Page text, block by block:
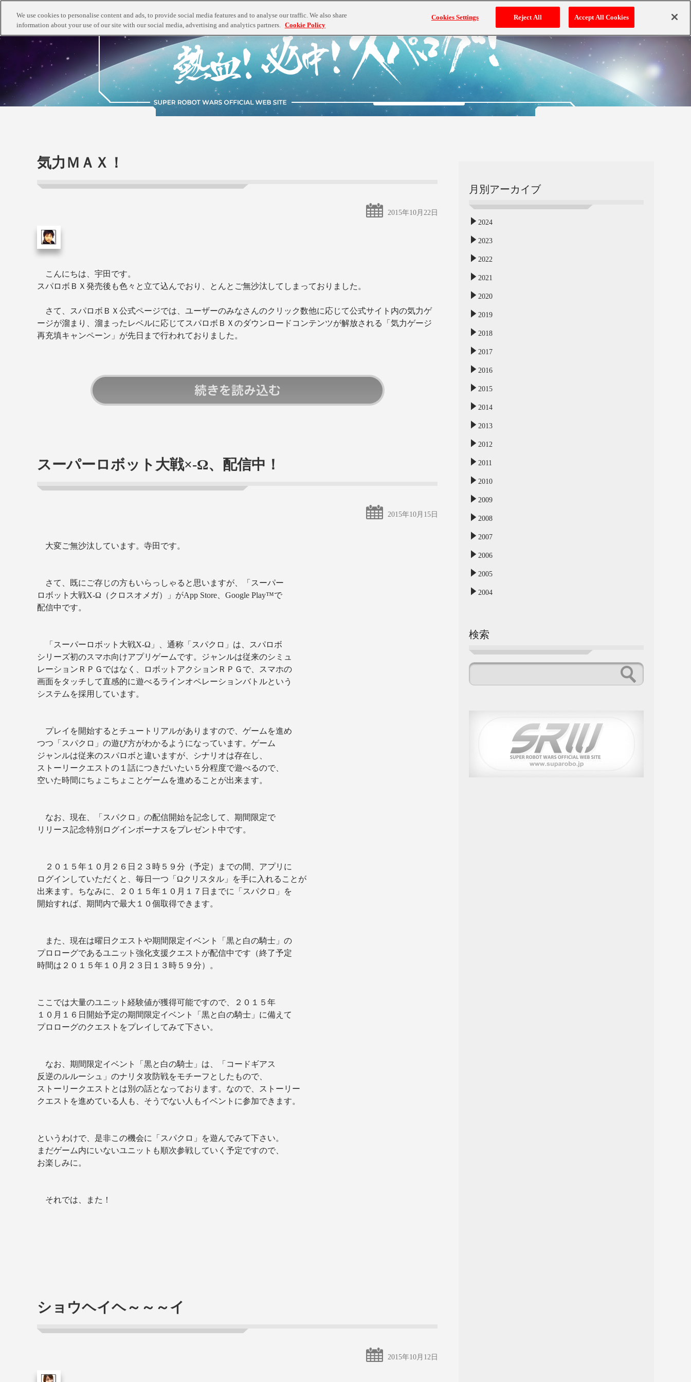
気力ＭＡＸ！
2015年10月22日
こんにちは、宇田です。
スパロボＢＸ発売後も色々と立て込んでおり、とんとご無沙汰してしまっておりました。
さて、スパロボＢＸ公式ページでは、ユーザーのみなさんのクリック数他に応じて公式サイト内の気力ゲ
ージが溜まり、溜まったレベルに応じてスパロボＢＸのダウンロードコンテンツが解放される「気力ゲージ
再充填キャンペーン」が先日まで行われておりました。
スーパーロボット大戦×‐Ω、配信中！
2015年10月15日
大変ご無沙汰しています。寺田です。
さて、既にご存じの方もいらっしゃると思いますが、「スーパー
ロボット大戦X-Ω（クロスオメガ）」がApp Store Google Play™で
配信中です。
「スーパーロボット大戦X-Ω」、通称「スパクロ」は、スパロボ
シリーズ初のスマホ向けアプリゲームです。ジャンルは従来のシミュ
レーションＲＰＧではなく、ロボットアクションＲＰＧで、スマホの
画面をタッチして直感的に遊べるラインオペレーションバトルという
システムを採用しています。
プレイを開始するとチュートリアルがありますので、ゲームを進め
つつ「スパクロ」の遊び方がわかるようになっています。ゲーム
ジャンルは従来のスパロボと違いますが、シナリオは存在し、
ストーリークエストの１話につきだいたい５分程度で遊べるので、
空いた時間にちょこちょことゲームを進めることが出来ます。
なお、現在、「スパクロ」の配信開始を記念して、期間限定で
リリース記念特別ログインボーナスをプレゼント中です。
２０１５年１０月２６日２３時５９分（予定）までの間、アプリに
ログインしていただくと、毎日一つ「Ωクリスタル」を手に入れることが
出来ます。ちなみに、２０１５年１０月１７日までに「スパクロ」を
開始すれば、 期間内で最大１０個取得できます。
また、現在は曜日クエストや期間限定イベント「黒と白の騎士」の
プロローグであるユニット強化支援クエストが配信中です（終了予定
時間は２０１５年１０月２３日１３時５９分）。
ここでは大量のユニット経験値が獲得可能ですので、２０１５年
１０月１６日開始予定の期間限定イベント「黒と白の騎士」に備えて
プロローグのクエストをプレイしてみて下さい。
なお、期間限定イベント「黒と白の騎士」は、「コードギアス
反逆のルルーシュ」のナリタ攻防戦をモチーフとしたもので、
ストーリークエストとは別の話となっております。なので、ストーリー
クエストを進めている人も、そうでない人もイベントに参加できます。
というわけで、是非この機会に「スパクロ」を遊んでみて下さい。
まだゲーム内にいないユニットも順次参戦していく予定ですので、
お楽しみに。
それでは、また！
ショウヘイヘ～～～イ
2015年10月12日
月別アーカイブ
2024
2023
2022
2021
2020
2019
2018
2017
2016
2015
2014
2013
2012
2011
2010
2009
2008
2007
2006
2005
2004
検索
We use cookies to personalise content and ads, to provide social media features and to analyse our traffic. We also share
information about your use of our site with our social media, advertising and analytics partners. Cookie Policy
Cookies Settings Reject All Accept All Cookies